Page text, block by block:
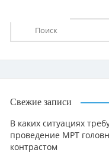
Свежие записи
В каких ситуациях
проведение МРТ
контрастом